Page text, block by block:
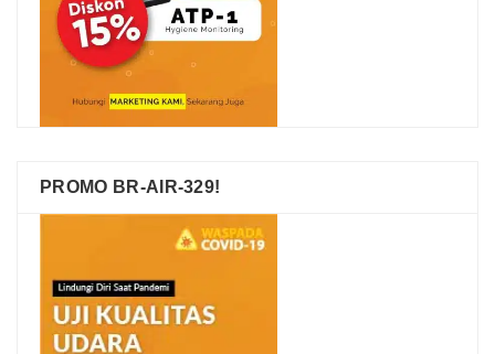
PROMO BR-AIR-329!